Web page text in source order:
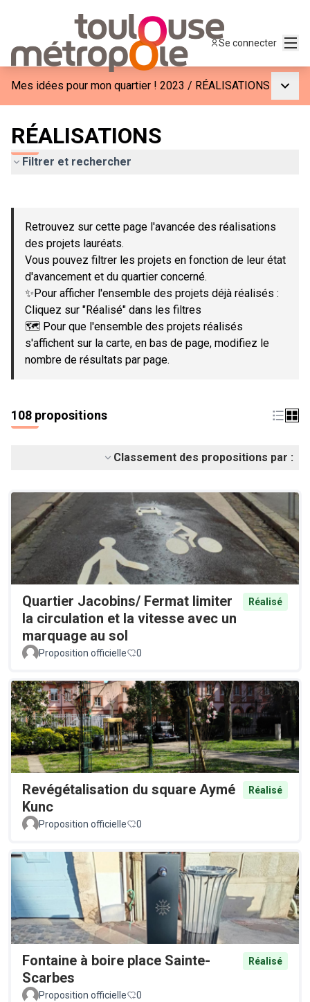
Se connecter
Mes idées pour mon quartier ! 2023 / RÉALISATIONS
RÉALISATIONS
Filtrer et rechercher
−
Retrouvez sur cette page l'avancée des réalisations
des projets lauréats.
Vous pouvez filtrer les projets en fonction de leur état
d'avancement et du quartier concerné.
✨Pour afficher l'ensemble des projets déjà réalisés :
Cliquez sur "Réalisé" dans les filtres
🗺️ Pour que l'ensemble des projets réalisés
s'affichent sur la carte, en bas de page, modifiez le
nombre de résultats par page.
108 propositions
Classement des propositions par :
Quartier Jacobins/ Fermat limiter
la circulation et la vitesse avec un
marquage au sol
Réalisé
Proposition officielle 0
Revégétalisation du square Aymé
Kunc
Réalisé
Proposition officielle 0
Fontaine à boire place Sainte-
Scarbes
Réalisé
Proposition officielle 0